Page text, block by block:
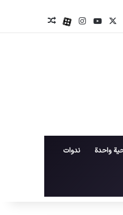
بوکیوتیوباینستاگرام
آپاراتنوشته تصادفی
واحدة ندوات